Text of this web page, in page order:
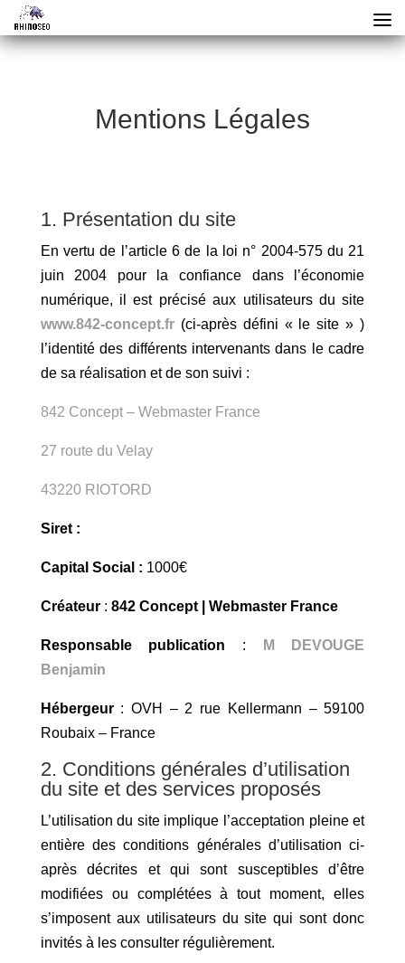
Mentions Légales
1. Présentation du site
En vertu de l’article 6 de la loi n° 2004-575 du 21
juin 2004 pour la confiance dans l’économie
numérique, il est précisé aux utilisateurs du site
www.842-concept.fr(ci-après défini « le site » )
l’identité des différents intervenants dans le cadre
de sa réalisation et de son suivi :
842 Concept – Webmaster France
27 route du Velay
43220 RIOTORD
Siret :
Capital Social : 1000€
Créateur: 842 Concept| Webmaster France
Responsable publication :
M DEVOUGE
Benjamin
Hébergeur: OVH – 2 rue Kellermann – 59100
Roubaix – France
2. Conditions générales d’utilisation
du site et des services proposés
L’utilisation du site implique l’acceptation pleine et
entière des conditions générales d’utilisation ci-
après décrites et qui sont susceptibles d’être
modifiées ou complétées à tout moment, elles
s’imposent aux utilisateurs du site qui sont donc
invités à les consulter régulièrement.